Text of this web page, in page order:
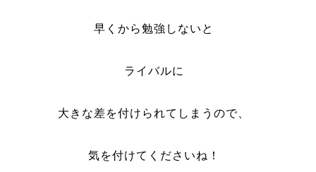
早くから勉強しないと
ライバルに
大きな差を付けられてしまうので、
気を付けてくださいね！